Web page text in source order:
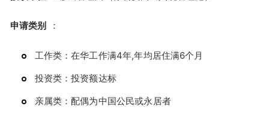
申请类别 ：
工作类：在华工作满4年,年均居住满6个月
投资类：投资额达标
亲属类：配偶为中国公民或永居者